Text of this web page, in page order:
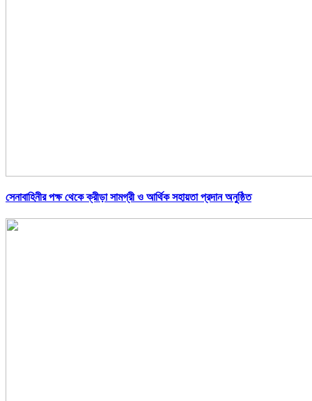
সেনাবাহিনীর পক্ষ থেকে ক্রীড়া সামগ্রী ও আর্থিক সহায়তা প্রদান অনুষ্ঠিত